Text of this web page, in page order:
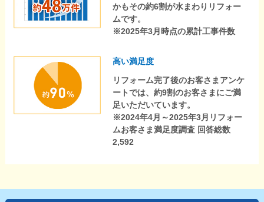
かもその約6割が水まわりリフォー
ムです。
※2025年3月時点の累計工事件数
高い満足度
リフォーム完了後のお客さまアンケ
ートでは、約9割のお客さまにご満
足いただいています。
※2024年4月～2025年3月リフォー
ムお客さま満足度調査 回答総数
2,592